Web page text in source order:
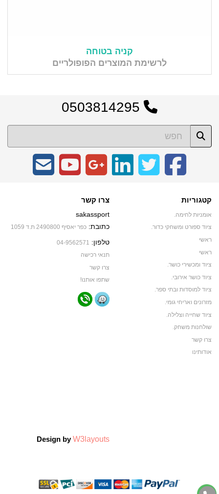
קניה בטוחה
לרשימת המוצרים הפופולריים
קטגוריות
אומניות לחימה.
ציוד ספורט ומשחקי כדור.
ראשי
ראשי
ציוד ומכשירי כושר.
ציוד כושר אירובי.
ציוד למוסדות ובתי ספר.
מזרונים ואריחי גומי.
ציוד שחייה וצלילה.
שולחנות משחק.
צרו קשר
אודותינו
צרו קשר
sakassport
כתובת: כפר יאסיף 2490800 ת.ד 1059
טלפון: 04-9562571
תנאי רכישה
צרו קשר
שתפו אותנו!
Design byW3layouts